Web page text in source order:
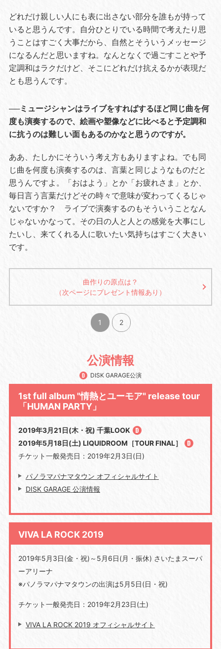
どれだけ親しい人にも表に出さない部分を誰もが持って
いると思うんです。自分ひとりでいる時間で考えたり思
うことはすごく大事だから、自然とそういうメッセージ
になるんだと思いますね。なんとなくで過ごすことや予
定調和はラクだけど、そこにどれだけ抗えるかが表現だ
とも思うんです。
──ミュージシャンはライブをすればするほど同じ曲を何
度も演奏するので、絵画や塑像などに比べると予定調和
に抗うのは難しい面もあるのかなと思うのですが。
ああ、たしかにそういう考え方もありますよね。でも同
じ曲を何度も演奏するのは、言葉と同じようなものだと
思うんですよ。「おはよう」とか「お疲れさま」とか、
毎日言う言葉だけどその時々で意味が変わってくるじゃ
ないですか？ ライブで演奏するのもそういうことなん
じゃないかなって。その日の人と人との感覚を大事にし
たいし、来てくれる人に歌いたい気持ちはすごく大きい
です。
曲作りの原点は？
（次ページにプレゼント情報あり）
1 2
公演情報
DISK GARAGE公演
1st full album "情熱とユーモア" release tour
「HUMAN PARTY」
2019年3月21日(木・祝) 千葉LOOK
2019年5月18日(土) LIQUIDROOM［TOUR FINAL］
チケット一般発売日：2019年2月3日(日)
パノラマパナマタウン オフィシャルサイト
DISK GARAGE 公演情報
VIVA LA ROCK 2019
2019年5月3日(金・祝)～5月6日(月・振休) さいたまスーパ
ーアリーナ
※パノラマパナマタウンの出演は5月5日(日・祝)
チケット一般発売日：2019年2月23日(土)
VIVA LA ROCK 2019 オフィシャルサイト